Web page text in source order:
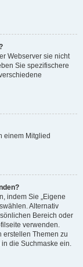
Webserver sie nicht
Sie spezifischere
einem Mitglied
indem Sie „Eigene
Alternativ
Bereich oder
verwenden.
erstellen Themen zu
die Suchmaske ein.